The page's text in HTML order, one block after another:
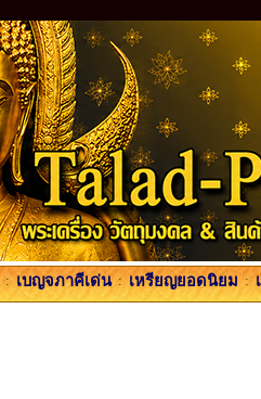
: เบญจภาคีเด่น : เหรียญยอดนิยม :